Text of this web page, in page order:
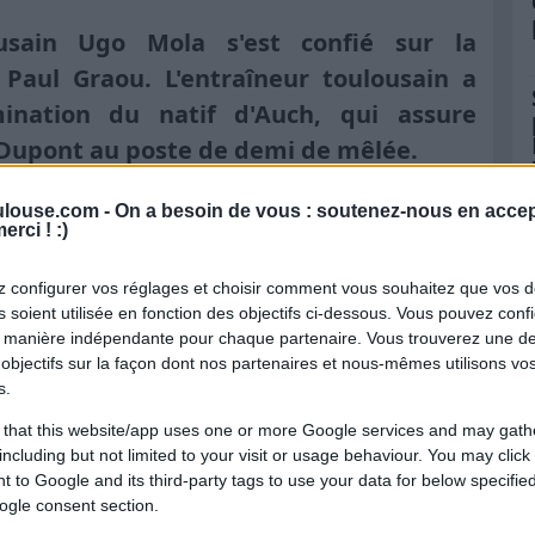
- On a besoin de vous : soutenez-nous en
! :)
configurer vos réglages et choisir comment vous souhaitez que vos
soient utilisée en fonction des objectifs ci-dessous. Vous pouvez
indépendante pour chaque partenaire. Vous trouverez une
sur la façon dont nos partenaires et nous-mêmes utilisons
that this website/app uses one or more Google services and may
but not limited to your visit or usage behaviour. You may
to Google and its third-party tags to use your data for below
consent section.
Ugo Mola s'est confié sur la
Graou. L'entraîneur toulousain a
du natif d'Auch, qui assure
au poste de demi de mêlée.
pour Antoine Dupont
totale de son entraîneur. Dans les
confie sur le joueur : "On ne pouvait pas
Dupont. Ils sont amis d'enfance. Ce
d'Antoine. Au-delà d'avoir un peu
il n'a pas lâché. Il a écouté."
entre rugby et études